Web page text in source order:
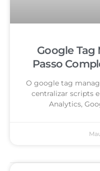
Google Tag
Passo
O google tag
centralizar scripts
Analytics,